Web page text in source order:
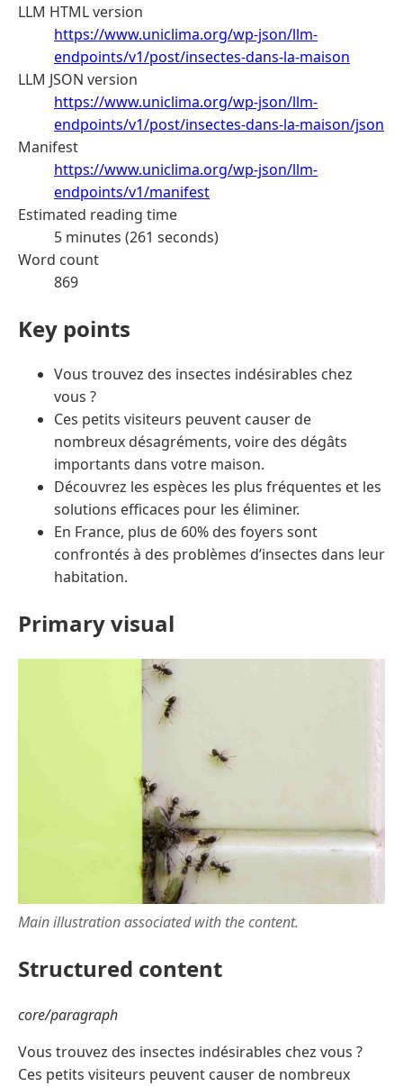
LLM HTML version
https://www.uniclima.org/wp-json/llm-
endpoints/v1/post/insectes-dans-la-maison
LLM JSON version
https://www.uniclima.org/wp-json/llm-
endpoints/v1/post/insectes-dans-la-maison/json
Manifest
https://www.uniclima.org/wp-json/llm-
endpoints/v1/manifest
Estimated reading time
5 minutes (261 seconds)
Word count
869
Key points
Vous trouvez des insectes indésirables chez
vous ?
Ces petits visiteurs peuvent causer de
nombreux désagréments, voire des dégâts
importants dans votre maison.
Découvrez les espèces les plus fréquentes et les
solutions efficaces pour les éliminer.
En France, plus de 60% des foyers sont
confrontés à des problèmes d’insectes dans leur
habitation.
Primary visual
Main illustration associated with the content.
Structured content
core/paragraph
Vous trouvez des insectes indésirables chez vous ?
Ces petits visiteurs peuvent causer de nombreux